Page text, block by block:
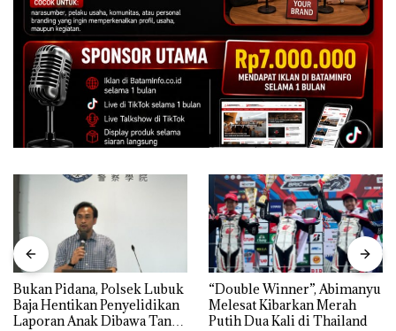
Bukan Pidana, Polsek Lubuk
Baja Hentikan Penyelidikan
Laporan Anak Dibawa Tanpa
“Double Winner”, Abimanyu
Melesat Kibarkan Merah
Putih Dua Kali di Thailand